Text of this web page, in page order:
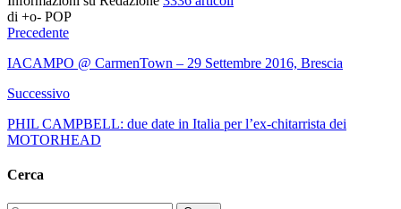
di +o- POP
Precedente
IACAMPO @ CarmenTown – 29 Settembre 2016, Brescia
Successivo
PHIL CAMPBELL: due date in Italia per l’ex-chitarrista dei
MOTORHEAD
Cerca